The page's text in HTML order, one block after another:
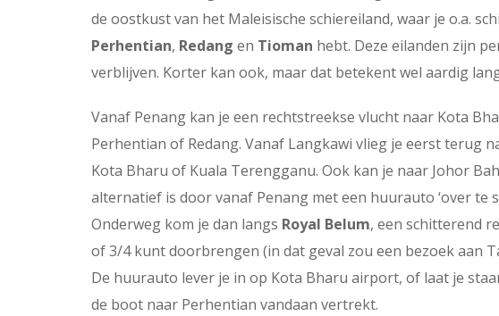
de oostkust van het Maleisische schiereiland, waar je o.a.
Perhentian, Redang en Tioman hebt. Deze eilanden zijn
verblijven. Korter kan ook, maar dat betekent wel aardig
Vanaf Penang kan je een rechtstreekse vlucht naar Kota
Perhentian of Redang. Vanaf Langkawi vlieg je eerst terug
Kota Bharu of Kuala Terengganu. Ook kan je naar Johor
alternatief is door vanaf Penang met een huurauto ‘over te
Onderweg kom je dan langs Royal Belum, een schitterend
of 3/4 kunt doorbrengen (in dat geval zou een bezoek aan
De huurauto lever je in op Kota Bharu airport, of laat je
de boot naar Perhentian vandaan vertrekt.